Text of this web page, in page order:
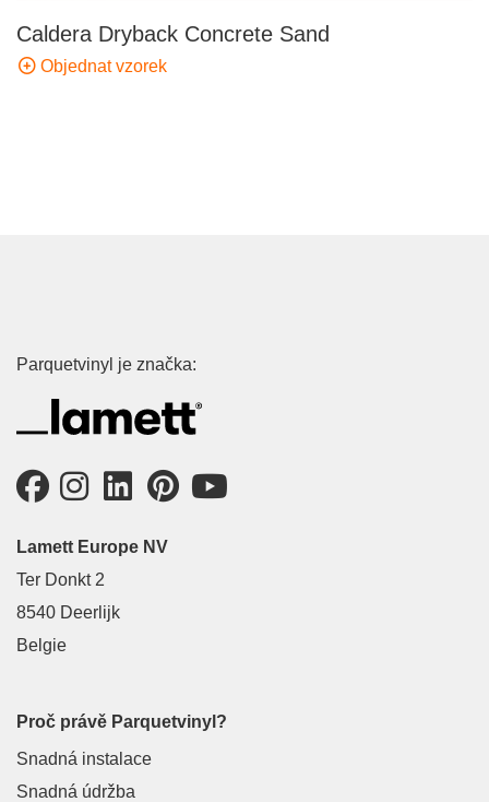
Caldera Dryback Concrete Sand
Objednat vzorek
Parquetvinyl je značka:
Lamett Europe NV
Ter Donkt 2
8540 Deerlijk
Belgie
Proč právě Parquetvinyl?
Snadná instalace
Snadná údržba